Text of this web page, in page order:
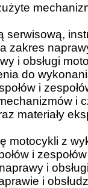
serwisową,
zakres
i obsługi
do
i
i
materiały
motocykli z
i
i
i